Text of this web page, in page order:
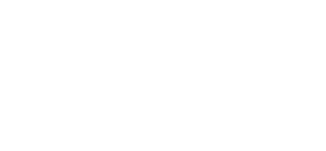
disciplina